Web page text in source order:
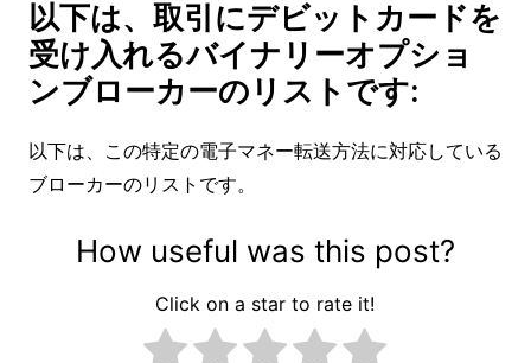
以下は、取引にデビットカードを
受け入れるバイナリーオプショ
ンブローカーのリストです:
以下は、この特定の電子マネー転送方法に対応している
ブローカーのリストです。
How useful was this post?
Click on a star to rate it!